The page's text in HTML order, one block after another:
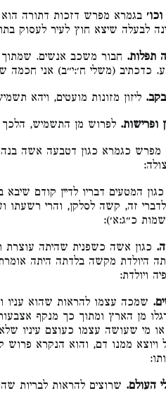
בגמרא מפרש דזכות דתורה הוא
לבעלה שיצא חוץ לעיר לעסוק
תפלות. חבור משכב אנשים. שמתוך
כדכתיב (משלי ח׳:י״ב) אני חכמה
ליזון מזונות מועטים, ויהא
ופרישות. לפרוש מן התשמיש, הלכך
מפרש כגמרא כגון דטבעה אשה
כגון המטעים דבריו לדיין קודם שיבא
זה, קשה לסלקן, והרי
כ״ג:א׳):
כגון אשה כשפנית שהיתה עוצרת
היולדת מקשה בלדתה היתה
ויולדת:
שמכה עצמו להראות שהוא עניו
רגלו מן הארץ ומתוך כך מנקף
או מי שעושה עצמו כעוצם עיניו
ויוצא ממנו דם, והוא הנקרא פרוש
העולם. שרוצים להראות לבריות